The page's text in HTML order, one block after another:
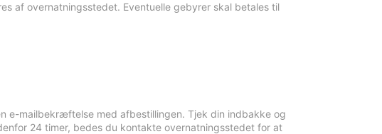
af overnatningsstedet. Eventuelle gebyrer skal betales til
e-mailbekræftelse med afbestillingen. Tjek din indbakke og
24 timer, bedes du kontakte overnatningsstedet for at